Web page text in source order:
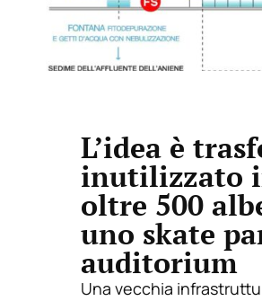
L’idea è
inutilizzato
oltre 500
uno skate
auditorium
Una vecchia